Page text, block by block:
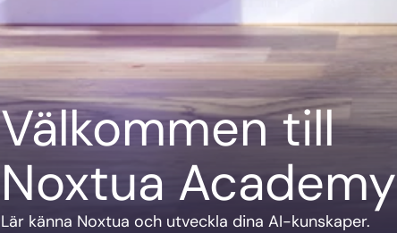
Välkommen till
Noxtua Academy
Lär känna Noxtua och utveckla dina AI-kunskaper.